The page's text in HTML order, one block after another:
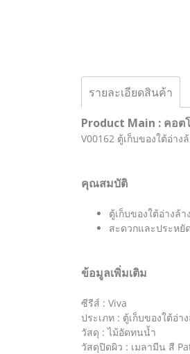
รายละเอียดสินค้า
Product Main : คอต
V00162 ตู้เก็บของใต้อ่า
คุณสมบัติ
ตู้เก็บของใต้อ่างล้
สะดวกและประหยั
ข้อมูลเพิ่มเติม
ซีรีส์ : Viva
ประเภท : ตู้เก็บของใต้อ่
วัสดุ : ไม้อัดทนน้ำ
วัสดุปิดผิว : เมลามีน สี